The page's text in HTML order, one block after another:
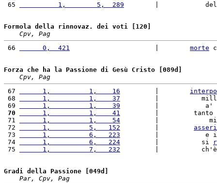
65
          1,        5,  289
|
Formola della rinnovaz. dei voti [120]
Cpv, Pag
66
      0,  421
morte
Forza che ha la Passione di Gesù Cristo [089d]
Cpv, Pag
67
      1,          1,    16
68
      1,          1,    37
|
69
      1,          1,    39
|
70
      1,          1,    41
|
71
      1,          1,    54
|
72
      1,          5,   152
73
      1,          6,   223
|            e
74
      1,          6,   224
         |           si
75
      1,          7,   232
|
Gradi della Passione [049d]
Par, Cpv, Pag